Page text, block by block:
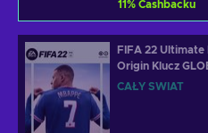
11% Cashbacku
FIFA 22 Ultimate
Origin Klucz
CAŁY ŚWIAT